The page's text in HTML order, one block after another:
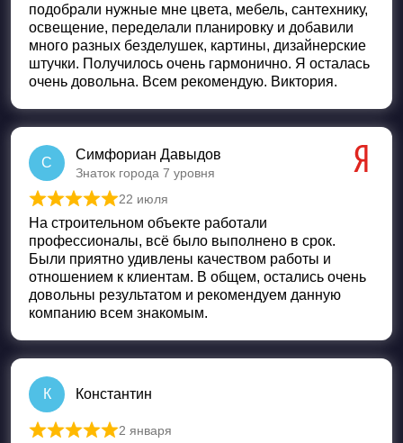
подобрали нужные мне цвета, мебель, сантехнику,
освещение, переделали планировку и добавили
много разных безделушек, картины, дизайнерские
штучки. Получилось очень гармонично. Я осталась
очень довольна. Всем рекомендую. Виктория.
С
Симфориан Давыдов
Знаток города 7 уровня
Оценка5 из 5
22 июля
На строительном объекте работали
профессионалы, всё было выполнено в срок.
Были приятно удивлены качеством работы и
отношением к клиентам. В общем, остались очень
довольны результатом и рекомендуем данную
компанию всем знакомым.
К Константин
2 января